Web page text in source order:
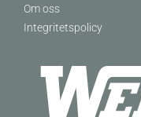
Om oss
Integritetspolicy